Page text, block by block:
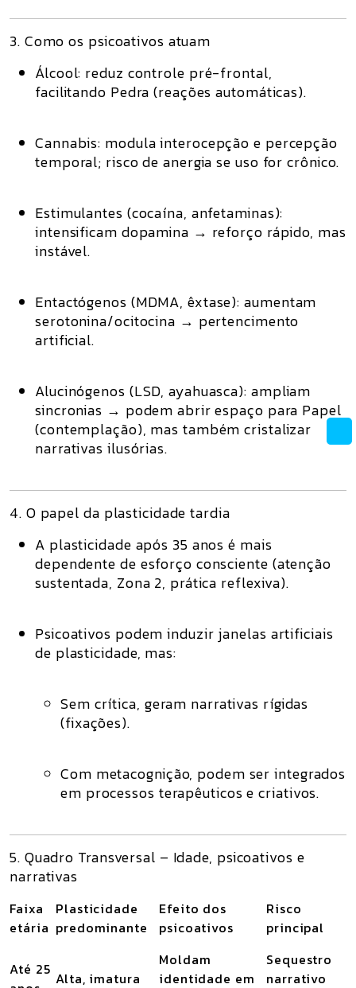
3. Como os psicoativos atuam
Álcool: reduz controle pré-frontal,
facilitando Pedra (reações automáticas).
Cannabis: modula interocepção e percepção
temporal; risco de anergia se uso for crônico.
Estimulantes (cocaína, anfetaminas):
intensificam dopamina → reforço rápido, mas
instável.
Entactógenos (MDMA, êxtase): aumentam
serotonina/ocitocina → pertencimento
artificial.
Alucinógenos (LSD, ayahuasca): ampliam
sincronias → podem abrir espaço para Papel
(contemplação), mas também cristalizar
narrativas ilusórias.
4. O papel da plasticidade tardia
A plasticidade após 35 anos é mais
dependente de esforço consciente (atenção
sustentada, Zona 2, prática reflexiva).
Psicoativos podem induzir janelas artificiais
de plasticidade, mas:
Sem crítica, geram narrativas rígidas
(fixações).
Com metacognição, podem ser integrados
em processos terapêuticos e criativos.
5. Quadro Transversal – Idade, psicoativos e
narrativas
Faixa
etária
Plasticidade
predominante
Efeito dos
psicoativos
Risco
principal
Até 25 Alta, imatura
Moldam
identidade em
Sequestro
narrativo